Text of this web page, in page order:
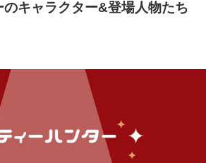
のキャラクター&登場人物たち